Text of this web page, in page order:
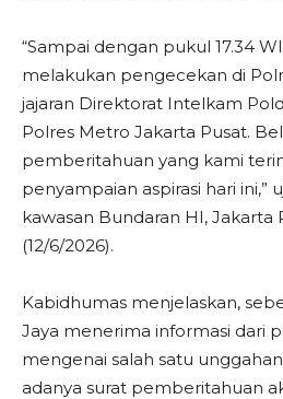
“Sampai dengan pukul 17.34
melakukan pengecekan di
jajaran Direktorat Intelkam
Polres Metro Jakarta Pusat.
pemberitahuan yang kami
penyampaian aspirasi hari ini,”
kawasan Bundaran HI, Jakarta
(12/6/2026).
Kabidhumas menjelaskan,
Jaya menerima informasi dari
mengenai salah satu
adanya surat pemberitahuan